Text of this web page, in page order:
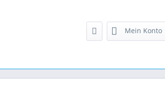
Mein Konto